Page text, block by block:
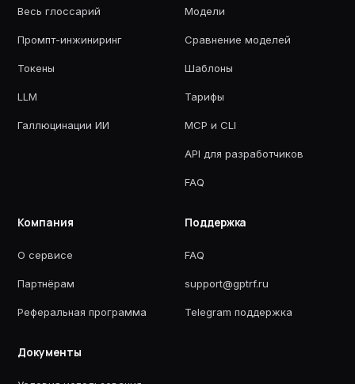
Весь глоссарий
Промпт-инжиниринг
Токены
LLM
Галлюцинации ИИ
Модели
Сравнение моделей
Шаблоны
Тарифы
MCP и CLI
API для разработчиков
FAQ
Компания
О сервисе
Партнёрам
Реферальная программа
Поддержка
FAQ
support@gptrf.ru
Telegram поддержка
Документы